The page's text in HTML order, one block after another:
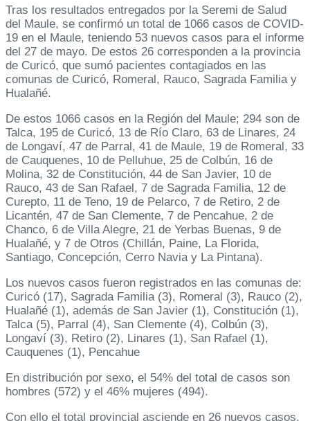
Tras los resultados entregados por la Seremi de Salud
del Maule, se confirmó un total de 1066 casos de COVID-
19 en el Maule, teniendo 53 nuevos casos para el informe
del 27 de mayo. De estos 26 corresponden a la provincia
de Curicó, que sumó pacientes contagiados en las
comunas de Curicó, Romeral, Rauco, Sagrada Familia y
Hualañé.
De estos 1066 casos en la Región del Maule; 294 son de
Talca, 195 de Curicó, 13 de Río Claro, 63 de Linares, 24
de Longaví, 47 de Parral, 41 de Maule, 19 de Romeral, 33
de Cauquenes, 10 de Pelluhue, 25 de Colbún, 16 de
Molina, 32 de Constitución, 44 de San Javier, 10 de
Rauco, 43 de San Rafael, 7 de Sagrada Familia, 12 de
Curepto, 11 de Teno, 19 de Pelarco, 7 de Retiro, 2 de
Licantén, 47 de San Clemente, 7 de Pencahue, 2 de
Chanco, 6 de Villa Alegre, 21 de Yerbas Buenas, 9 de
Hualañé, y 7 de Otros (Chillán, Paine, La Florida,
Santiago, Concepción, Cerro Navia y La Pintana).
Los nuevos casos fueron registrados en las comunas de:
Curicó (17), Sagrada Familia (3), Romeral (3), Rauco (2),
Hualañé (1), además de San Javier (1), Constitución (1),
Talca (5), Parral (4), San Clemente (4), Colbún (3),
Longaví (3), Retiro (2), Linares (1), San Rafael (1),
Cauquenes (1), Pencahue
En distribución por sexo, el 54% del total de casos son
hombres (572) y el 46% mujeres (494).
Con ello el total provincial asciende en 26 nuevos casos,